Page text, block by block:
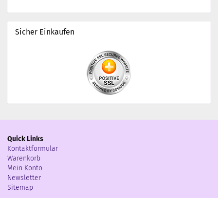
Sicher Einkaufen
Quick Links
Kontaktformular
Warenkorb
Mein Konto
Newsletter
Sitemap